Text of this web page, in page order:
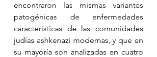
encontraron las mismas variantes
patogénicas de enfermedades
características de las comunidades
judías ashkenazi modernas, y que en
su mayoría son analizadas en cuatro